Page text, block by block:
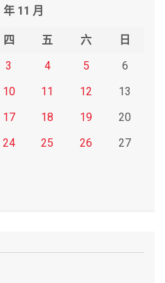
11 月
四 五 六
日
3 4 5
6
10 11 12
13
17 18 19
20
24 25 26
27